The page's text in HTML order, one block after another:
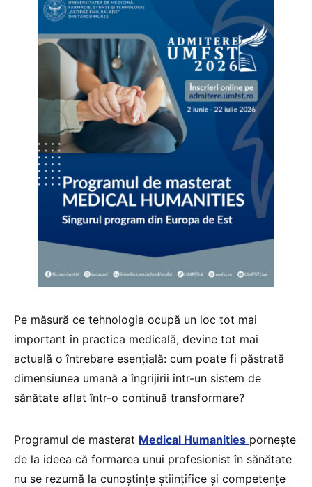
Pe măsură ce tehnologia ocupă un loc tot mai
important în practica medicală, devine tot mai
actuală o întrebare esențială: cum poate fi păstrată
dimensiunea umană a îngrijirii într-un sistem de
sănătate aflat într-o continuă transformare?
Programul de masterat Medical Humanities pornește
de la ideea că formarea unui profesionist în sănătate
nu se rezumă la cunoștințe științifice și competențe